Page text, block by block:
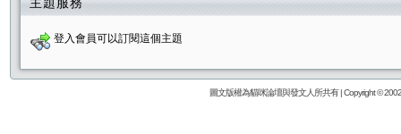
登入會員可以訂閱這個主題
圖文版權為貓咪論壇與發文人所共有 | Copyright ©